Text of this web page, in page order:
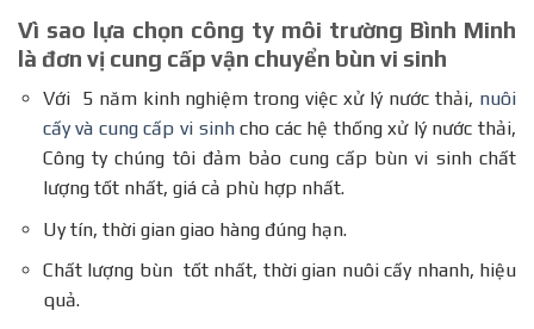
Vì sao lựa chọn công ty môi trường Bình Minh
là đơn vị cung cấp vận chuyển bùn vi sinh
Với 5 năm kinh nghiệm trong việc xử lý nước thải, nuôi
cấy và cung cấp vi sinhcho các hệ thống xử lý nước thải,
Công ty chúng tôi đảm bảo cung cấp bùn vi sinh chất
lượng tốt nhất, giá cả phù hợp nhất.
Uy tín, thời gian giao hàng đúng hạn.
Chất lượng bùn tốt nhất, thời gian nuôi cấy nhanh, hiệu
quả.